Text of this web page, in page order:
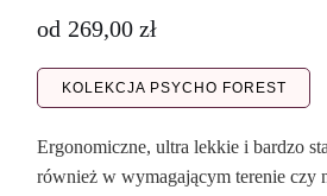
od 269,00 zł
KOLEKCJA PSYCHO FOREST
Ergonomiczne, ultra lekkie i bardzo
również w wymagającym terenie czy